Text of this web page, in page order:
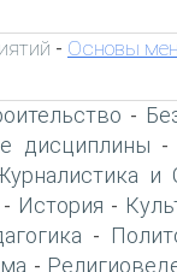
- Основы
-
дисциплины -
и
- История -
-
-